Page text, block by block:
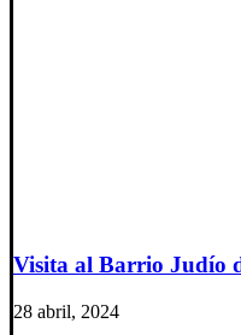
Visita al Barrio Judío
28 abril, 2024